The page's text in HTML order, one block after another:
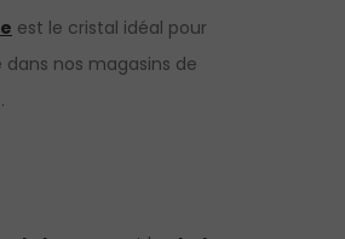
est le cristal idéal pour
dans nos magasins de